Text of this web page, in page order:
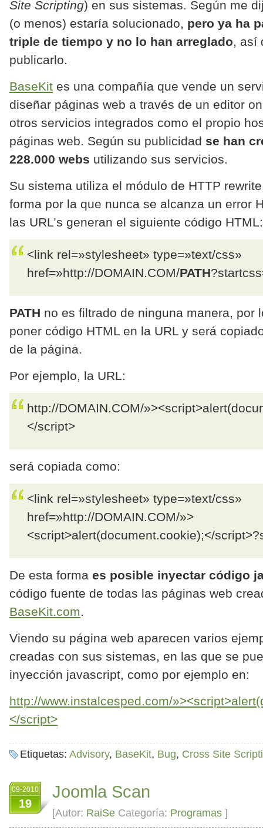
Site Scripting) en sus sistemas. Según me
(o menos) estaría solucionado, pero ya ha
triple de tiempo y no lo han arreglado, así
publicarlo.
BaseKit es una compañía que vende un
diseñar páginas web a través de un editor
otros servicios integrados como el propio
páginas web. Según su publicidad se han
228.000 webs utilizando sus servicios.
Su sistema utiliza el módulo de HTTP
forma por la que nunca se alcanza un error
las URL’s generan el siguiente código HTML:
<link rel=»stylesheet» type=»text/css»
href=»http://DOMAIN.COM/PATH
PATH no es filtrado de ninguna manera, por
poner código HTML en la URL y será
de la página.
Por ejemplo, la URL:
http://DOMAIN.COM/
</script>
será copiada como:
<link rel=»stylesheet» type=»text/css»
href=»http://DOMAIN.COM/»>
<script>alert(document.cookie);</
De esta forma es posible inyectar código
código fuente de todas las páginas web
BaseKit.com.
Viendo su página web aparecen varios
creadas con sus sistemas, en las que se
inyección javascript, como por ejemplo en:
http://www.instalcesped.com/
</script>
Etiquetas: Advisory, BaseKit, Bug, Cross Site
09-2010
19
Joomla Scan
[Autor: RaiSe Categoría: Programas ]